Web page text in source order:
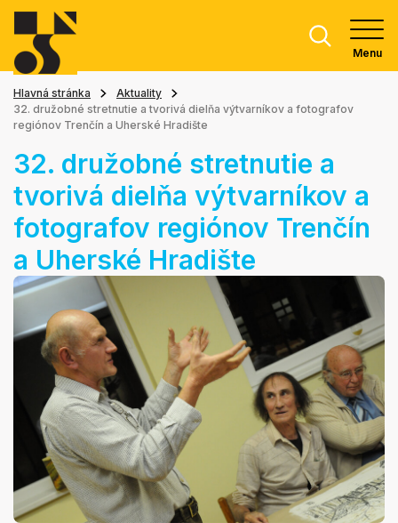
Menu
Hlavná stránka
Aktuality
32. družobné stretnutie a tvorivá dielňa výtvarníkov a fotografov
regiónov Trenčín a Uherské Hradište
32. družobné stretnutie a
tvorivá dielňa výtvarníkov a
fotografov regiónov Trenčín
a Uherské Hradište